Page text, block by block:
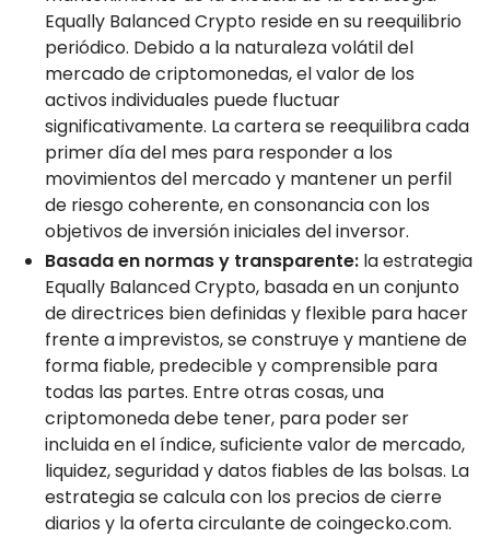
Equally Balanced Crypto reside en su reequilibrio
periódico. Debido a la naturaleza volátil del
mercado de criptomonedas, el valor de los
activos individuales puede fluctuar
significativamente. La cartera se reequilibra cada
primer día del mes para responder a los
movimientos del mercado y mantener un perfil
de riesgo coherente, en consonancia con los
objetivos de inversión iniciales del inversor.
Basada en normas y transparente: la estrategia
Equally Balanced Crypto, basada en un conjunto
de directrices bien definidas y flexible para hacer
frente a imprevistos, se construye y mantiene de
forma fiable, predecible y comprensible para
todas las partes. Entre otras cosas, una
criptomoneda debe tener, para poder ser
incluida en el índice, suficiente valor de mercado,
liquidez, seguridad y datos fiables de las bolsas. La
estrategia se calcula con los precios de cierre
diarios y la oferta circulante de coingecko.com.